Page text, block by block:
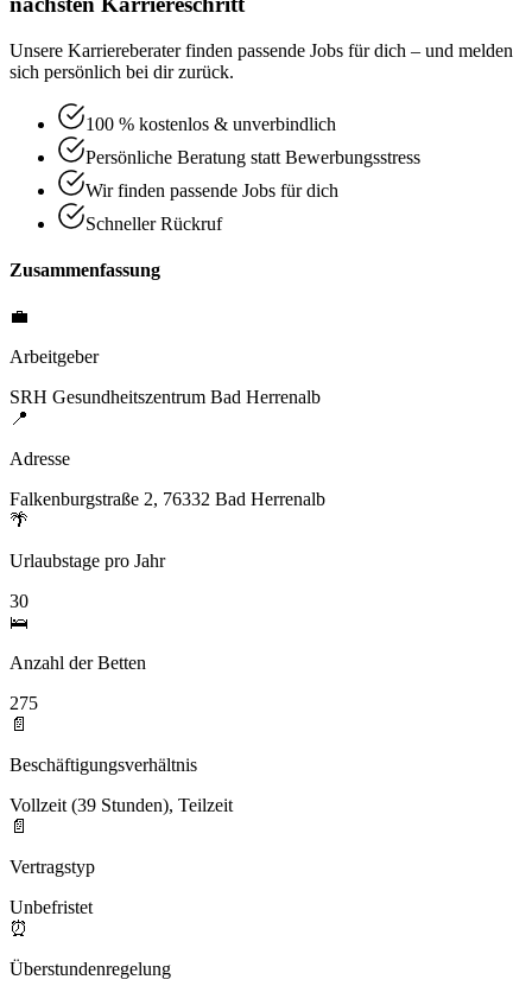
Unsere Karriereberater finden passende Jobs für dich – und melden
sich persönlich bei dir zurück.
100 % kostenlos & unverbindlich
Persönliche Beratung statt Bewerbungsstress
Wir finden passende Jobs für dich
Schneller Rückruf
Zusammenfassung
💼
Arbeitgeber
SRH Gesundheitszentrum Bad Herrenalb
📍
Adresse
Falkenburgstraße 2, 76332 Bad Herrenalb
🌴
Urlaubstage pro Jahr
30
🛌
Anzahl der Betten
275
📄
Beschäftigungsverhältnis
Vollzeit (39 Stunden), Teilzeit
📄
Vertragstyp
Unbefristet
⏰
Überstundenregelung